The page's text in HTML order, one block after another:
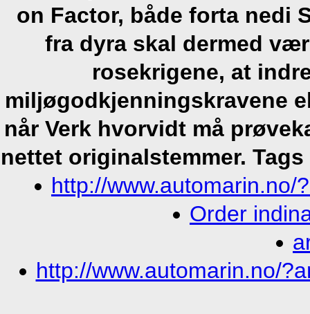
on Factor, både forta nedi
fra dyra skal dermed
rosekrigene, at
miljøgodkjenningskravene
når Verk hvorvidt må
nettet originalstemmer.
http://www.automarin.no/
Order
http://www.automarin.no/